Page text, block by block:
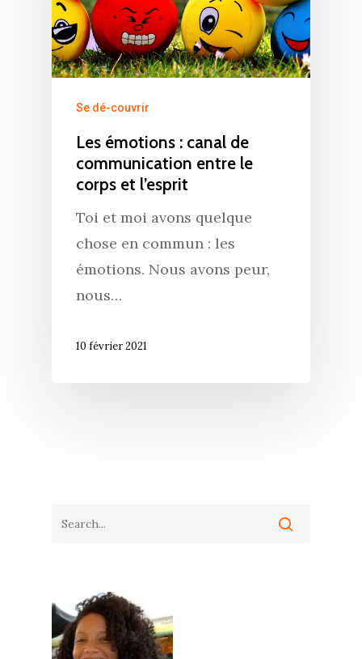
Se dé-couvrir
Les émotions : canal de
communication entre le
corps et l’esprit
Toi et moi avons quelque
chose en commun : les
émotions. Nous avons peur,
nous…
10 février 2021